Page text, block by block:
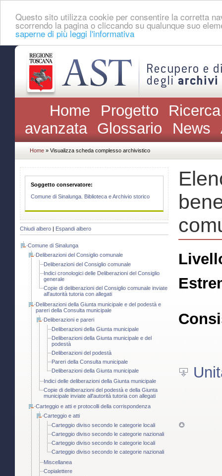
Questo sito utilizza cookie per consentire la corretta
scorrendo la pagina o cliccando su qualunque suo
saperne di più leggi l'informativa
Home Progetto
avanzata Glossario News
Home » Visualizza scheda complesso archivistico
Soggetto conservatore:
Comune di Sinalunga. Biblioteca e Archivio storico
Chiudi albero Espandi albero
Comune di Sinalunga
Deliberazioni del Consiglio comunale
Deliberazioni del Consiglio comunale
Indici cronologici delle Deliberazioni del Consiglio
generale
Copie di deliberazioni del Consiglio comunale inviate
all'autorità tutoria con allegati
Deliberazioni della Giunta municipale e del podestà e
pareri della Consulta municipale
Deliberazioni e pareri
Deliberazioni della Giunta municipale
Deliberazioni della Giunta municipale e del
podestà
Deliberazioni del podestà
Pareri della Consulta municipale
Deliberazioni della Giunta municipale
Indici delle deliberazioni della Giunta municipale
Copie di deliberazioni del podestà e della Giunta
municipale inviate all'autorità tutoria con allegati
Carteggio e atti e protocolli della corrispondenza
Carteggio e atti
Carteggio diviso secondo le categorie locali
Carteggio diviso secondo le categorie nazionali
Carteggio diviso secondo le categorie locali
Carteggio diviso secondo le categorie nazionali
Miscellanea
Copialettere